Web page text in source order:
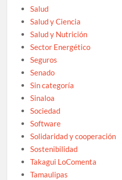
Salud
Salud y Ciencia
Salud y Nutrición
Sector Energético
Seguros
Senado
Sin categoría
Sinaloa
Sociedad
Software
Solidaridad y cooperación
Sostenibilidad
Takagui LoComenta
Tamaulipas